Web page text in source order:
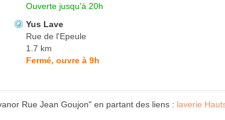
Ouverte jusqu'à 20h
Yus Lave
Rue de l'Epeule
1.7 km
Fermé, ouvre à 9h
Rue Jean Goujon" en partant des liens : laverie